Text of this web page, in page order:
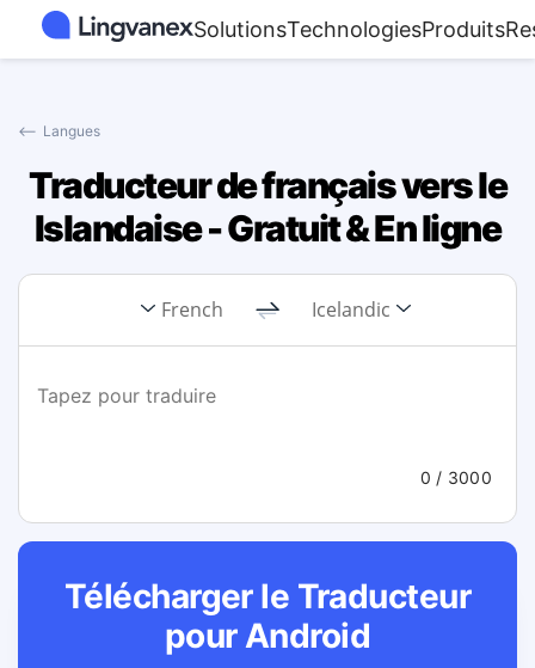
SolutionsTechnologiesProduits
⟵ Langues
Traducteur de français vers le
Islandaise - Gratuit & En ligne
French Icelandic
0 / 3000
Télécharger le Traducteur
pourAndroid